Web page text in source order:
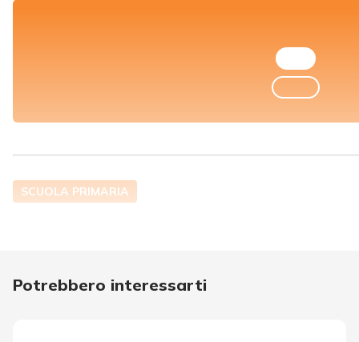
SCUOLA PRIMARIA
Potrebbero interessarti